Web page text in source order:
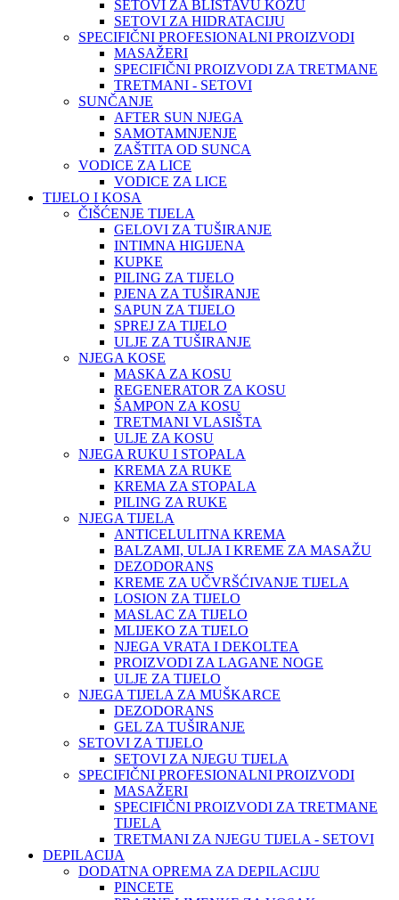
SETOVI ZA BLISTAVU KOŽU
SETOVI ZA HIDRATACIJU
SPECIFIČNI PROFESIONALNI PROIZVODI
MASAŽERI
SPECIFIČNI PROIZVODI ZA TRETMANE
TRETMANI - SETOVI
SUNČANJE
AFTER SUN NJEGA
SAMOTAMNJENJE
ZAŠTITA OD SUNCA
VODICE ZA LICE
VODICE ZA LICE
TIJELO I KOSA
ČIŠĆENJE TIJELA
GELOVI ZA TUŠIRANJE
INTIMNA HIGIJENA
KUPKE
PILING ZA TIJELO
PJENA ZA TUŠIRANJE
SAPUN ZA TIJELO
SPREJ ZA TIJELO
ULJE ZA TUŠIRANJE
NJEGA KOSE
MASKA ZA KOSU
REGENERATOR ZA KOSU
ŠAMPON ZA KOSU
TRETMANI VLASIŠTA
ULJE ZA KOSU
NJEGA RUKU I STOPALA
KREMA ZA RUKE
KREMA ZA STOPALA
PILING ZA RUKE
NJEGA TIJELA
ANTICELULITNA KREMA
BALZAMI, ULJA I KREME ZA MASAŽU
DEZODORANS
KREME ZA UČVRŠĆIVANJE TIJELA
LOSION ZA TIJELO
MASLAC ZA TIJELO
MLIJEKO ZA TIJELO
NJEGA VRATA I DEKOLTEA
PROIZVODI ZA LAGANE NOGE
ULJE ZA TIJELO
NJEGA TIJELA ZA MUŠKARCE
DEZODORANS
GEL ZA TUŠIRANJE
SETOVI ZA TIJELO
SETOVI ZA NJEGU TIJELA
SPECIFIČNI PROFESIONALNI PROIZVODI
MASAŽERI
SPECIFIČNI PROIZVODI ZA TRETMANE
TIJELA
TRETMANI ZA NJEGU TIJELA - SETOVI
DEPILACIJA
DODATNA OPREMA ZA DEPILACIJU
PINCETE